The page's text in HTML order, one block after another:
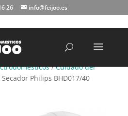
26 info@feijoo.es
/Cuidado del
Secador Philips BHD017/40